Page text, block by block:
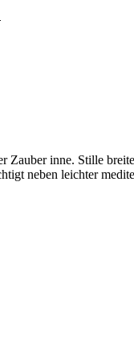
inne. Stille
neben leichter